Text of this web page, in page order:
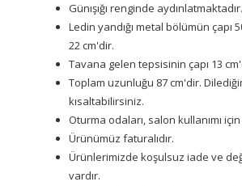
Günışığı renginde aydınlatmaktadır.
Ledin yandığı metal bölümün çapı
22 cm'dir.
Tavana gelen tepsisinin çapı 13
Toplam uzunluğu 87 cm'dir.
kısaltabilirsiniz.
Oturma odaları, salon kullanımı
Ürünümüz faturalıdır.
Ürünlerimizde koşulsuz iade ve
vardır.